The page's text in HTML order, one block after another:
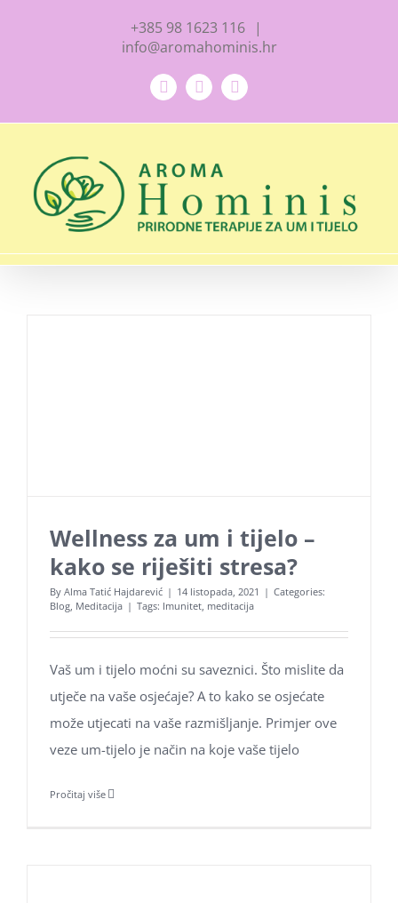
+385 98 1623 116
|
info@aromahominis.hr
FacebookYouTubeInstagram
Wellness za um i tijelo –
kako se riješiti stresa?
By Alma Tatić Hajdarević | 14 listopada, 2021 | Categories:
Blog Meditacija | Tags: Imunitet meditacija
Vaš um i tijelo moćni su saveznici. Što mislite da
utječe na vaše osjećaje? A to kako se osjećate
može utjecati na vaše razmišljanje. Primjer ove
veze um-tijelo je način na koje vaše tijelo
Pročitaj više